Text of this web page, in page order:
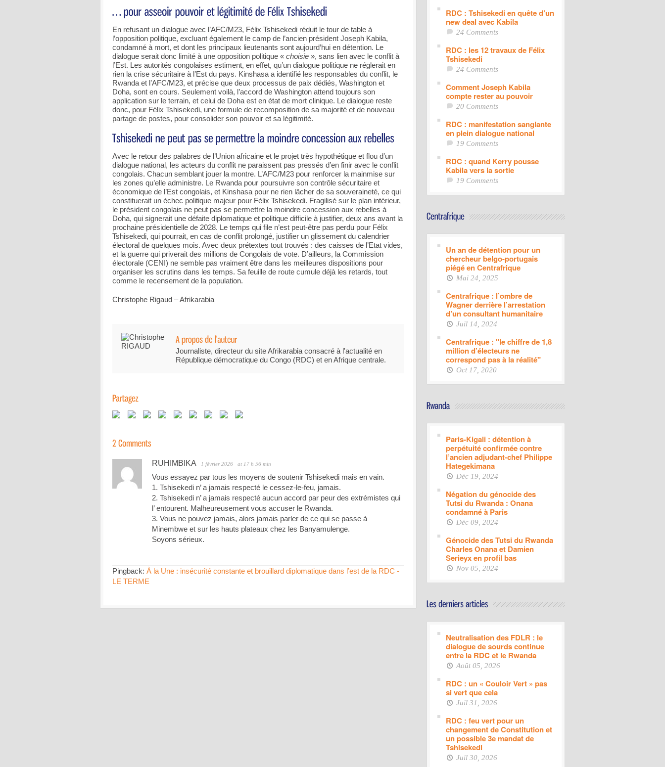
En refusant un dialogue avec l’AFC/M23, Félix Tshisekedi réduit le tour de table à
l’opposition politique, excluant également le camp de l’ancien président Joseph Kabila,
condamné à mort, et dont les principaux lieutenants sont aujourd’hui en détention. Le
dialogue serait donc limité à une opposition politique « choisie », sans lien avec le conflit à
l’Est. Les autorités congolaises estiment, en effet, qu’un dialogue politique ne réglerait en
rien la crise sécuritaire à l’Est du pays. Kinshasa a identifié les responsables du conflit, le
Rwanda et l’AFC/M23, et précise que deux processus de paix dédiés, Washington et
Doha, sont en cours. Seulement voilà, l’accord de Washington attend toujours son
application sur le terrain, et celui de Doha est en état de mort clinique. Le dialogue reste
donc, pour Félix Tshisekedi, une formule de recomposition de sa majorité et de nouveau
partage de postes, pour consolider son pouvoir et sa légitimité.
Avec le retour des palabres de l’Union africaine et le projet très hypothétique et flou d’un
dialogue national, les acteurs du conflit ne paraissent pas pressés d’en finir avec le conflit
congolais. Chacun semblant jouer la montre. L’AFC/M23 pour renforcer la mainmise sur
les zones qu’elle administre. Le Rwanda pour poursuivre son contrôle sécuritaire et
économique de l’Est congolais, et Kinshasa pour ne rien lâcher de sa souveraineté, ce qui
constituerait un échec politique majeur pour Félix Tshisekedi. Fragilisé sur le plan intérieur,
le président congolais ne peut pas se permettre la moindre concession aux rebelles à
Doha, qui signerait une défaite diplomatique et politique difficile à justifier, deux ans avant la
prochaine présidentielle de 2028. Le temps qui file n’est peut-être pas perdu pour Félix
Tshisekedi, qui pourrait, en cas de conflit prolongé, justifier un glissement du calendrier
électoral de quelques mois. Avec deux prétextes tout trouvés : des caisses de l’Etat vides,
et la guerre qui priverait des millions de Congolais de vote. D’ailleurs, la Commission
électorale (CENI) ne semble pas vraiment être dans les meilleures dispositions pour
organiser les scrutins dans les temps. Sa feuille de route cumule déjà les retards, tout
comme le recensement de la population.
Christophe Rigaud – Afrikarabia
Journaliste, directeur du site Afrikarabia consacré à l'actualité en
République démocratique du Congo (RDC) et en Afrique centrale.
RUHIMBIKA 1 février 2026 at 17 h 56 min
Vous essayez par tous les moyens de soutenir Tshisekedi mais en vain.
1. Tshisekedi n’ a jamais respecté le cessez-le-feu, jamais.
2. Tshisekedi n’ a jamais respecté aucun accord par peur des extrémistes qui
l’ entourent. Malheureusement vous accuser le Rwanda.
3. Vous ne pouvez jamais, alors jamais parler de ce qui se passe à
Minembwe et sur les hauts plateaux chez les Banyamulenge.
Soyons sérieux.
Pingback: À la Une : insécurité constante et brouillard diplomatique dans l’est de la RDC -
LE TERME
RDC : Tshisekedi en quête d’un
new deal avec Kabila
24 Comments
RDC : les 12 travaux de Félix
Tshisekedi
24 Comments
Comment Joseph Kabila
compte rester au pouvoir
20 Comments
RDC : manifestation sanglante
en plein dialogue national
19 Comments
RDC : quand Kerry pousse
Kabila vers la sortie
19 Comments
Un an de détention pour un
chercheur belgo-portugais
piégé en Centrafrique
Mai 24, 2025
Centrafrique : l’ombre de
Wagner derrière l’arrestation
d’un consultant humanitaire
Juil 14, 2024
Centrafrique : "le chiffre de 1,8
million d’électeurs ne
correspond pas à la réalité"
Oct 17, 2020
Paris-Kigali : détention à
perpétuité confirmée contre
l’ancien adjudant-chef Philippe
Hategekimana
Déc 19, 2024
Négation du génocide des
Tutsi du Rwanda : Onana
condamné à Paris
Déc 09, 2024
Génocide des Tutsi du Rwanda
Charles Onana et Damien
Serieyx en profil bas
Nov 05, 2024
Neutralisation des FDLR : le
dialogue de sourds continue
entre la RDC et le Rwanda
Août 05, 2026
RDC : un « Couloir Vert » pas
si vert que cela
Juil 31, 2026
RDC : feu vert pour un
changement de Constitution et
un possible 3e mandat de
Tshisekedi
Juil 30, 2026